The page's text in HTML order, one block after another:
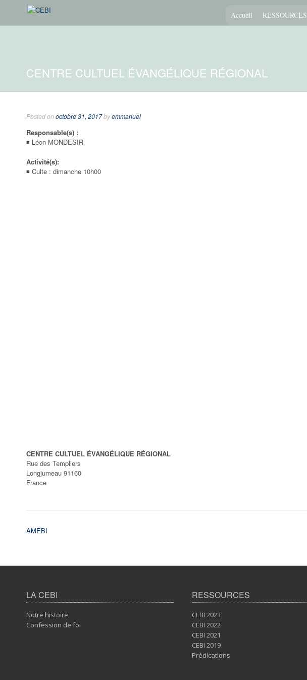
Accueil RESSOURCES
CENTRE CULTUEL ÉVANGÉLIQUE RÉGIONAL
Posted onoctobre 31, 2017byemmanuel
Responsable(s) :
◾ Léon MONDESIR
Activité(s):
◾ Culte : dimanche 10h00
CENTRE CULTUEL ÉVANGÉLIQUE RÉGIONAL
Rue des Templiers
Longjumeau 91160
France
Navigation
l’article
AMEBI
LA CEBI
Notre histoire
Confession de foi
RESSOURCES
CEBI 2023
CEBI 2022
CEBI 2021
CEBI 2019
Prédications